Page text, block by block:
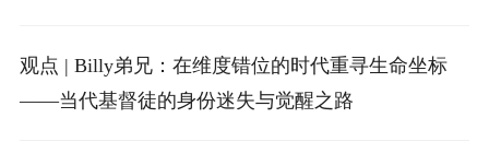
观点 | Billy弟兄：在维度错位的时代重寻生命坐标
——当代基督徒的身份迷失与觉醒之路